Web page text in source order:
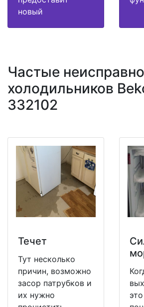
новый
Частые
холодильников
332102
Течет
Тут несколько
причин, возможно
засор патрубков и
их нужно